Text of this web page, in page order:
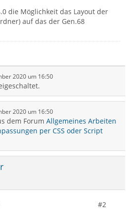
die Möglichkeit das Layout der
auf das der Gen.68
2020 um 16:50
2020 um 16:50
dem Forum Allgemeines Arbeiten
per CSS oder Script
#2